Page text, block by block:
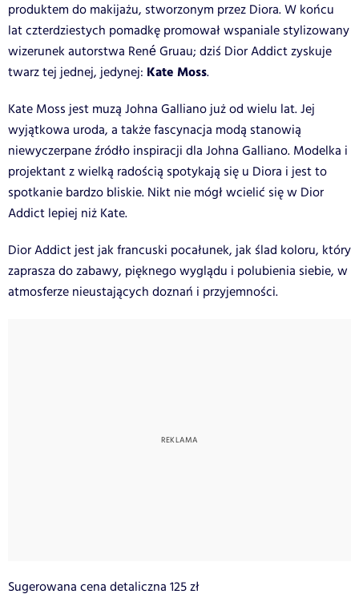
produktem do makijażu, stworzonym przez Diora. W końcu
lat czterdziestych pomadkę promował wspaniale stylizowany
wizerunek autorstwa René Gruau; dziś Dior Addict zyskuje
twarz tej jednej, jedynej: Kate Moss.
Kate Moss jest muzą Johna Galliano już od wielu lat. Jej
wyjątkowa uroda, a także fascynacja modą stanowią
niewyczerpane źródło inspiracji dla Johna Galliano. Modelka i
projektant z wielką radością spotykają się u Diora i jest to
spotkanie bardzo bliskie. Nikt nie mógł wcielić się w Dior
Addict lepiej niż Kate.
Dior Addict jest jak francuski pocałunek, jak ślad koloru, który
zaprasza do zabawy, pięknego wyglądu i polubienia siebie, w
atmosferze nieustających doznań i przyjemności.
Sugerowana cena detaliczna 125 zł